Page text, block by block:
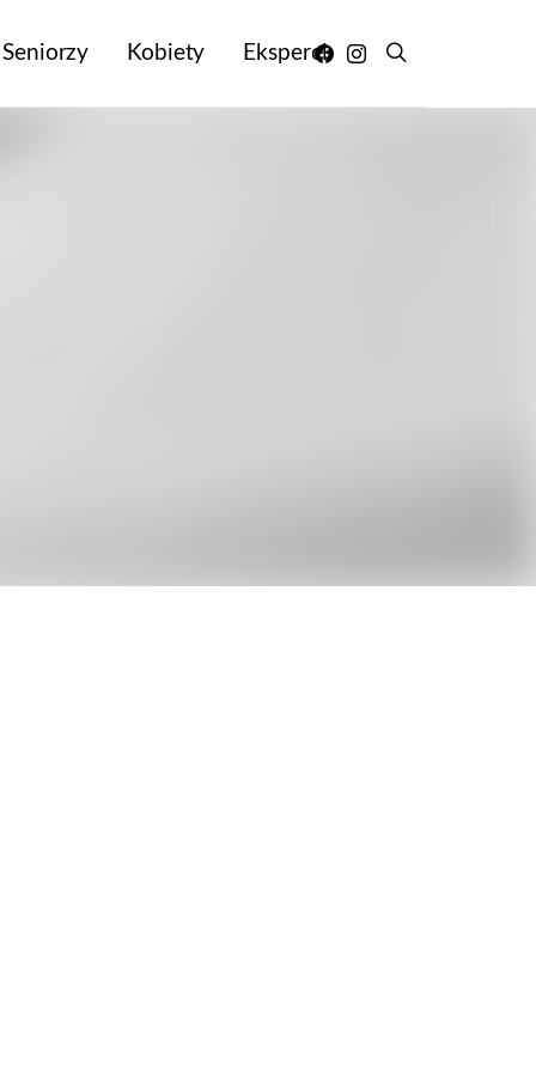
Seniorzy Kobiety Eksperci